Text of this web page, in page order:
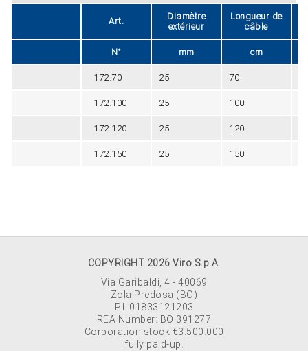
Art.
Diamètre
extérieur
Longueur de
câble
N° mm cm
172.70 25 70
172.100 25 100
172.120 25 120
172.150 25 150
COPYRIGHT 2026 Viro S.p.A.
Via Garibaldi, 4 - 40069
Zola Predosa (BO)
P.I. 01833121203
REA Number: BO 391277
Corporation stock €3.500.000
fully paid-up.